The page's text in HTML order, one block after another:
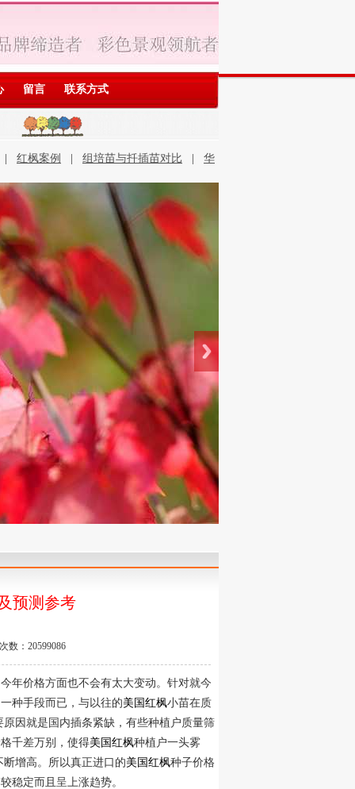
留言 联系方式
红枫案例 组培苗与扦插苗对比 华
预测参考
数：20599086
年价格方面也不会有太大变动。针对就今
种手段而已，与以往的美国红枫小苗在质
因就是国内插条紧缺，有些种植户质量筛
千差万别，使得美国红枫种植户一头雾
增高。所以真正进口的美国红枫种子价格
稳定而且呈上涨趋势。